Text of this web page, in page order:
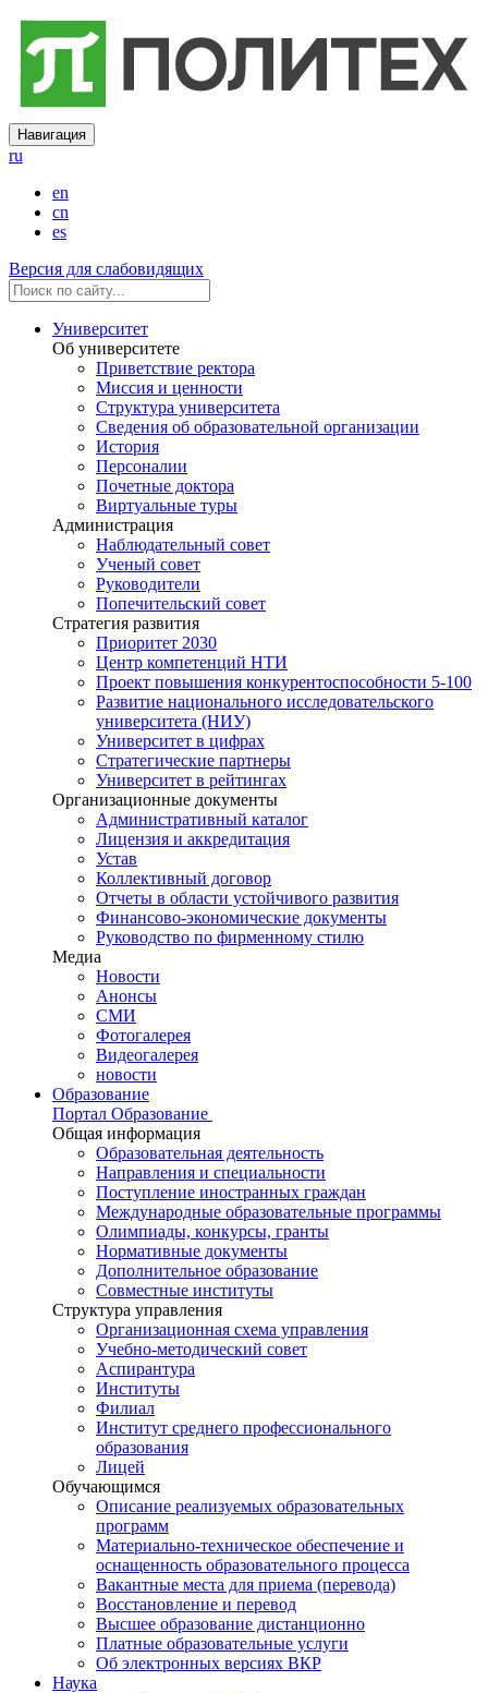
Навигация
ru
en
cn
es
Версия для слабовидящих
Университет
Об университете
Приветствие ректора
Миссия и ценности
Структура университета
Сведения об образовательной организации
История
Персоналии
Почетные доктора
Виртуальные туры
Администрация
Наблюдательный совет
Ученый совет
Руководители
Попечительский совет
Стратегия развития
Приоритет 2030
Центр компетенций НТИ
Проект повышения конкурентоспособности 5-100
Развитие национального исследовательского
университета (НИУ)
Университет в цифрах
Стратегические партнеры
Университет в рейтингах
Организационные документы
Административный каталог
Лицензия и аккредитация
Устав
Коллективный договор
Отчеты в области устойчивого развития
Финансово-экономические документы
Руководство по фирменному стилю
Медиа
Новости
Анонсы
СМИ
Фотогалерея
Видеогалерея
новости
Образование
Портал Образование
Общая информация
Образовательная деятельность
Направления и специальности
Поступление иностранных граждан
Международные образовательные программы
Олимпиады, конкурсы, гранты
Нормативные документы
Дополнительное образование
Совместные институты
Структура управления
Организационная схема управления
Учебно-методический совет
Аспирантура
Институты
Филиал
Институт среднего профессионального
образования
Лицей
Обучающимся
Описание реализуемых образовательных
программ
Материально-техническое обеспечение и
оснащенность образовательного процесса
Вакантные места для приема (перевода)
Восстановление и перевод
Высшее образование дистанционно
Платные образовательные услуги
Об электронных версиях ВКР
Наука